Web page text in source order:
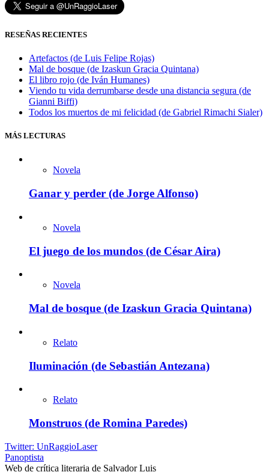
RESEÑAS RECIENTES
Artefactos (de Luis Felipe Rojas)
Mal de bosque (de Izaskun Gracia Quintana)
El libro rojo (de Iván Humanes)
Viendo tu vida derrumbarse desde una distancia segura (de
Gianni Biffi)
Todos los muertos de mi felicidad (de Gabriel Rimachi Sialer)
MÁS LECTURAS
Novela
Ganar y perder (de Jorge Alfonso)
Novela
El juego de los mundos (de César Aira)
Novela
Mal de bosque (de Izaskun Gracia Quintana)
Relato
Iluminación (de Sebastián Antezana)
Relato
Monstruos (de Romina Paredes)
Twitter: UnRaggioLaser
Panoptista
Web de crítica literaria de Salvador Luis